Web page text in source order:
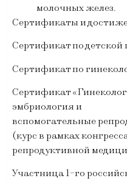
молочных желез.
Сертификаты и
Сертификат по детской
Сертификат по
Сертификат
эмбриология и
вспомогательные
(курс в рамках
репродуктивной
Участница 1-го